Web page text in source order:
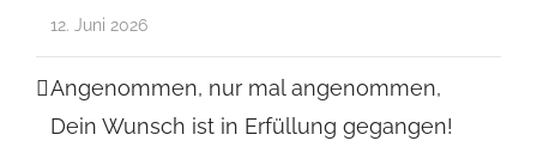
12. Juni 2026
Angenommen, nur mal angenommen,
Dein Wunsch ist in Erfüllung gegangen!